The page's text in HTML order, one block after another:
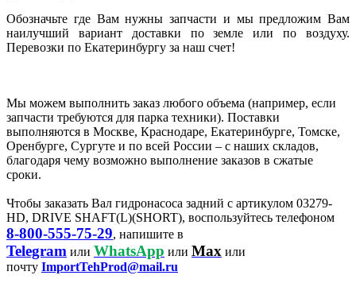
Обозначьте где Вам нужны запчасти и мы предложим Вам
наилучший вариант доставки по земле или по воздуху.
Перевозки по Екатеринбургу за наш счет!
Мы можем выполнить заказ любого объема (например, если
запчасти требуются для парка техники). Поставки
выполняются в Москве, Краснодаре, Екатеринбурге, Томске,
Оренбурге, Сургуте и по всей России – с наших складов,
благодаря чему возможно выполнение заказов в сжатые
сроки.
Чтобы заказать Вал гидронасоса задний с артикулом 03279-
HD, DRIVE SHAFT(L)(SHORT), воспользуйтесь телефоном
8-800-555-75-29, напишите в
Telegram или WhatsApp или Max или
почту ImportTehProd@mail.ru